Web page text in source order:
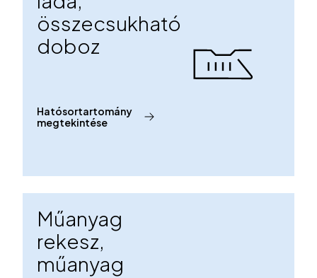
összecsukható
doboz
Hatósortartomány
megtekintése
Műanyag
rekesz,
műanyag